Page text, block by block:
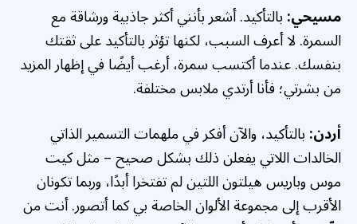
مسيحي:بالتأكيد. أشعر بأنني أكثر جاذبية ورشاقة مع
السمرة. لا أعرف السبب، لكنها تؤثر بالتأكيد على ثقتك
بنفسك. عندما أكتسب سمرة، أرغب أيضًا في إظهار المزيد
من بشرتي؛ فأنا أرتدي ملابس مختلفة.
أردن:بالتأكيد، والآن أفكر في ملهمات التسمير الذاتي
الخالدات اللاتي يفعلن ذلك بشكل صحيح – مثل كيت
موس وباريس هيلتون اللتين لم تفتخرا أبدًا، وربما تكونان
الأقرب إلى مجموعة الألوان الخاصة بي كما أتصور. أنت من